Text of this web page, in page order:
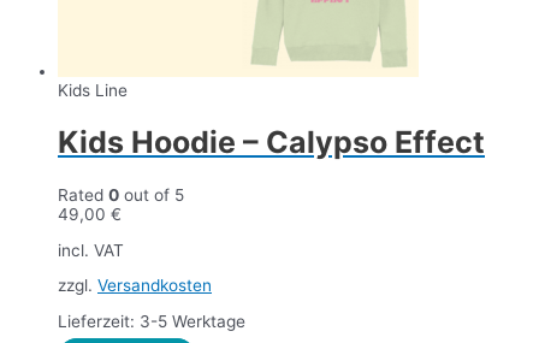
Kids Line
Kids Hoodie – Calypso Effect
Rated 0 out of 5
49,00 €
incl. VAT
zzgl. Versandkosten
Lieferzeit: 3-5 Werktage